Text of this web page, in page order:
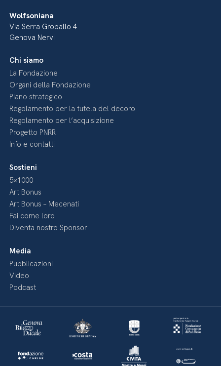
Wolfsoniana
Via Serra Gropallo 4
Genova Nervi
Chi siamo
La Fondazione
Organi della Fondazione
Piano strategico
Regolamento per la tutela del decoro
Regolamento per l’acquisizione
Progetto PNRR
Info e contatti
Sostieni
5×1000
Art Bonus
Art Bonus – Mecenati
Fai come loro
Diventa nostro Sponsor
Media
Pubblicazioni
Video
Podcast